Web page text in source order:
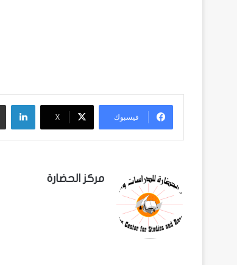
فيسبوك ‫X
لينكدإن
مركز الحضارة